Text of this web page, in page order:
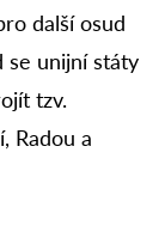
další osud
se unijní státy
tzv.
Radou a